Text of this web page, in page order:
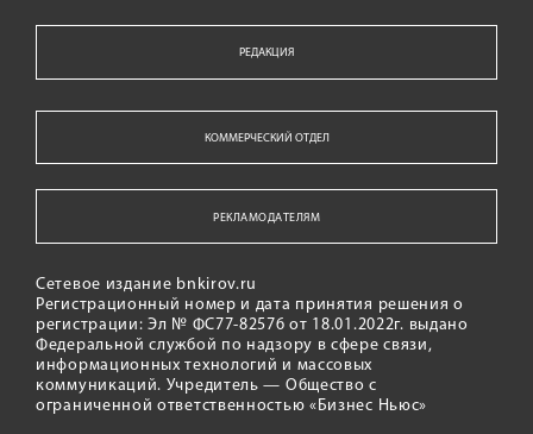
РЕДАКЦИЯ
КОММЕРЧЕСКИЙ ОТДЕЛ
РЕКЛАМОДАТЕЛЯМ
Сетевое издание bnkirov.ru
Регистрационный номер и дата принятия решения о
регистрации: Эл № ФС77-82576 от 18.01.2022г. выдано
Федеральной службой по надзору в сфере связи,
информационных технологий и массовых
коммуникаций. Учредитель — Общество с
ограниченной ответственностью «Бизнес Ньюс»